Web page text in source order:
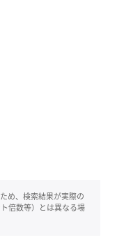
め、検索結果が実際の
倍数等）とは異なる場